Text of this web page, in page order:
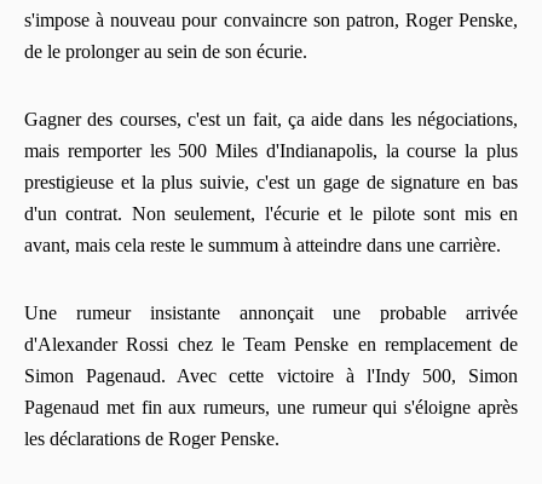
s'impose à nouveau pour convaincre son patron, Roger Penske,
de le prolonger au sein de son écurie.
Gagner des courses, c'est un fait, ça aide dans les négociations,
mais remporter les 500 Miles d'Indianapolis, la course la plus
prestigieuse et la plus suivie, c'est un gage de signature en bas
d'un contrat. Non seulement, l'écurie et le pilote sont mis en
avant, mais cela reste le summum à atteindre dans une carrière.
Une rumeur insistante annonçait une probable arrivée
d'Alexander Rossi chez le Team Penske en remplacement de
Simon Pagenaud. Avec cette victoire à l'Indy 500, Simon
Pagenaud met fin aux rumeurs, une rumeur qui s'éloigne après
les déclarations de Roger Penske.